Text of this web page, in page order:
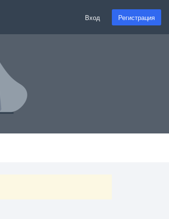
Вход Регистрация